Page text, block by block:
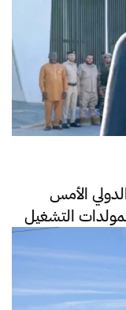
الأمس
التشغيل